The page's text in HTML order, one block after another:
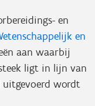
en
en
aan waarbij
ligt in lijn van
uitgevoerd wordt